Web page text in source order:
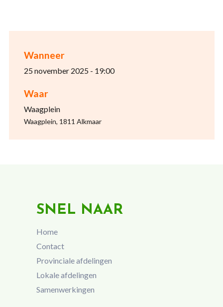
Wanneer
25 november 2025 - 19:00
Waar
Waagplein
Waagplein, 1811 Alkmaar
SNEL NAAR
Home
Contact
Provinciale afdelingen
Lokale afdelingen
Samenwerkingen